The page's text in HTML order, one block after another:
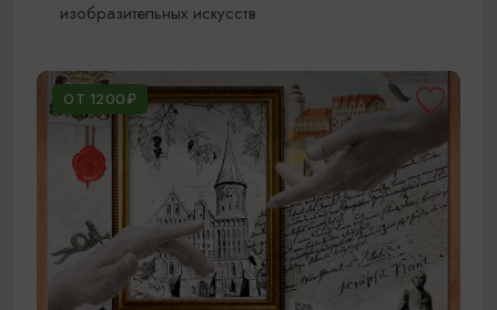
изобразительных искусств
ОТ 1200₽